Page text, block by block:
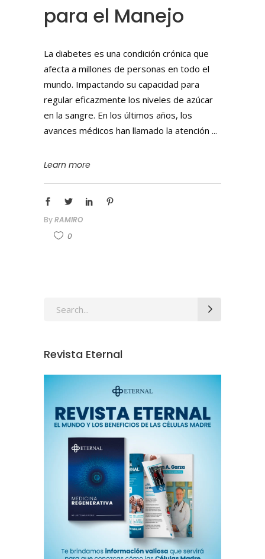
para el Manejo
La diabetes es una condición crónica que
afecta a millones de personas en todo el
mundo. Impactando su capacidad para
regular eficazmente los niveles de azúcar
en la sangre. En los últimos años, los
avances médicos han llamado la atención
Learn more
ByRAMIRO
0
Revista Eternal